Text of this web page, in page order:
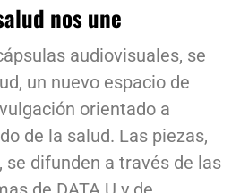
nos une
audiovisuales, se
un nuevo espacio de
orientado a
de la salud. Las piezas,
se difunden a través de las